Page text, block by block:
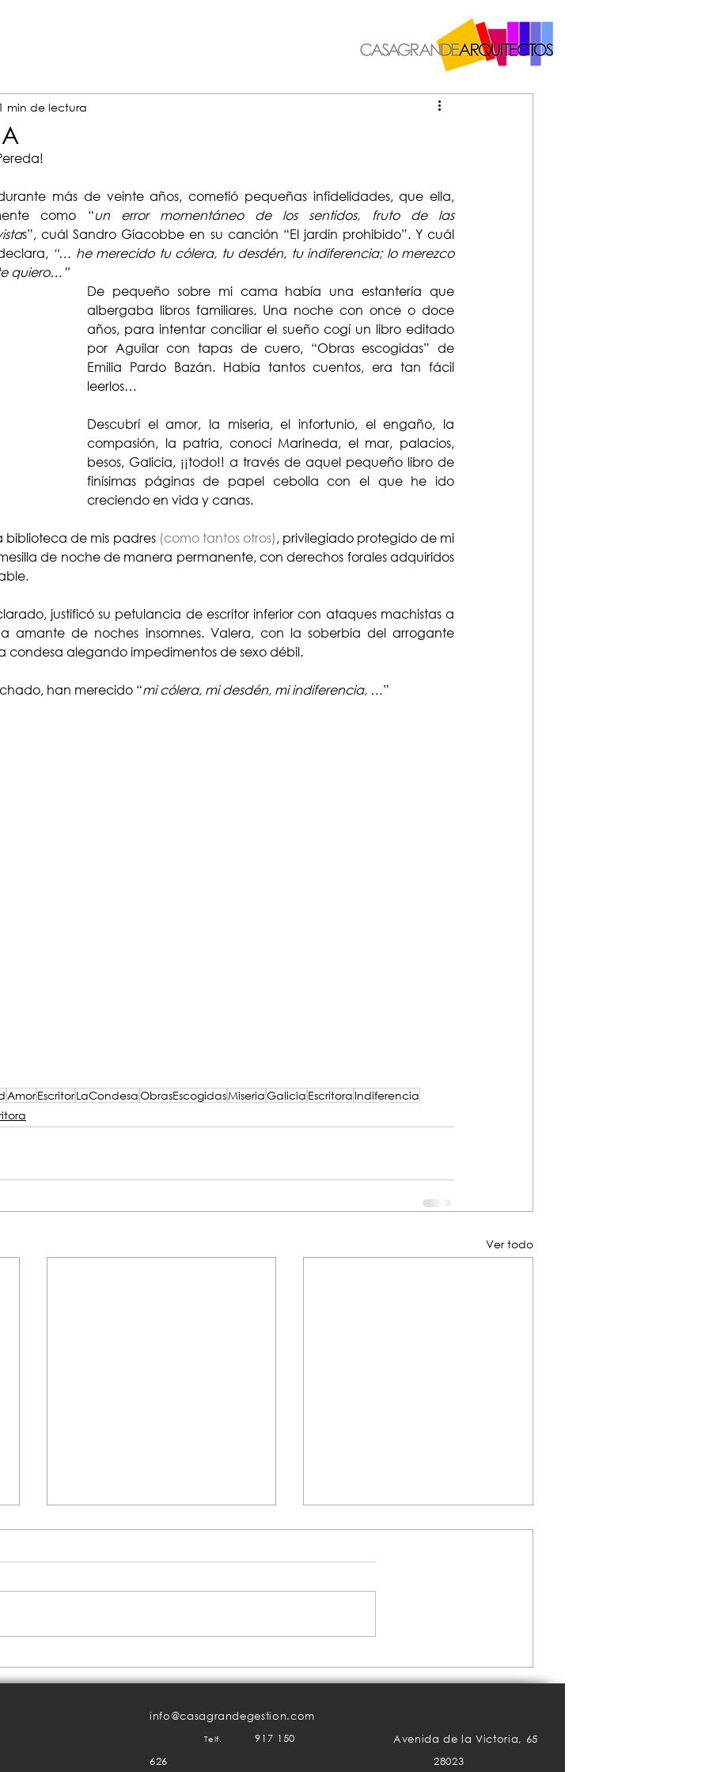
min de lectura
más de veinte años, cometió pequeñas infidelidades, que ella,
como “un error momentáneo de los sentidos, fruto de las
s”, cuál Sandro Giacobbe en su canción “El jardín prohibido”. Y cuál
“… he merecido tu cólera, tu desdén, tu indiferencia; lo merezco
quiero…”
De pequeño sobre mi cama había una estantería que
albergaba libros familiares. Una noche con once o doce
años, para intentar conciliar el sueño cogí un libro editado
por Aguilar con tapas de cuero, “Obras escogidas” de
Emilia Pardo Bazán. Había tantos cuentos, era tan fácil
leerlos…
Descubrí el amor, la miseria, el infortunio, el engaño, la
compasión, la patria, conocí Marineda, el mar, palacios,
besos, Galicia, ¡¡todo!! a través de aquel pequeño libro de
finísimas páginas de papel cebolla con el que he ido
creciendo en vida y canas.
biblioteca de mis padres (como tantos otros), privilegiado protegido de mi
de noche de manera permanente, con derechos forales adquiridos
justificó su petulancia de escritor inferior con ataques machistas a
amante de noches insomnes. Valera, con la soberbia del arrogante
condesa alegando impedimentos de sexo débil.
han merecido “mi cólera, mi desdén, mi indiferencia, …”
AmorEscritorLaCondesaObrasEscogidasMiseriaGalicia Escritora Indiferencia
Ver todo
P.A.S.
info@casagrandegestion.com
Telf.
917 150
626
Avenida de la Victoria, 65
28023